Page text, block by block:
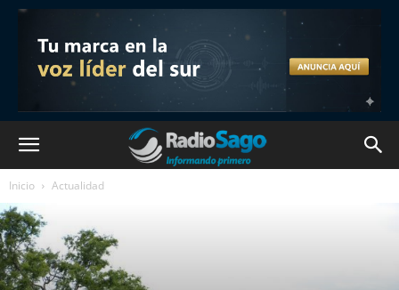
Inicio Actualidad